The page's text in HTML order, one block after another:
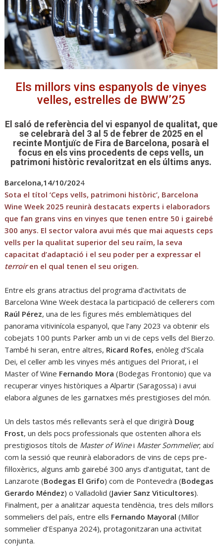
Els millors vins espanyols de vinyes
velles, estrelles de BWW’25
El saló de referència del vi espanyol de qualitat, que
se celebrarà del 3 al 5 de febrer de 2025 en el
recinte Montjuïc de Fira de Barcelona, posarà el
focus en els vins procedents de ceps vells, un
patrimoni històric revaloritzat en els últims anys.
Barcelona,14/10/2024
Sota el títol ‘Ceps vells, patrimoni històric’, Barcelona
Wine Week 2025 reunirà destacats experts i elaboradors
que fan grans vins en vinyes que tenen entre 50 i gairebé
300 anys. El sector valora avui més que mai aquests ceps
vells per la qualitat superior del seu raïm, la seva
capacitat d’adaptació i el seu poder per a expressar el
terroiren el qual tenen el seu origen.
Entre els grans atractius del programa d’activitats de
Barcelona Wine Week destaca la participació de cellerers com
Raúl Pérez, una de les figures més emblemàtiques del
panorama vitivinícola espanyol, que l’any 2023 va obtenir els
cobejats 100 punts Parker amb un vi de ceps vells del Bierzo.
També hi seran, entre altres, Ricard Rofes, enòleg d’Scala
Dei, el celler amb les vinyes més antigues del Priorat, i el
Master of Wine Fernando Mora (Bodegas Frontonio) que va
recuperar vinyes històriques a Alpartir (Saragossa) i avui
elabora algunes de les garnatxes més prestigioses del món.
Un dels tastos més rellevants serà el que dirigirà Doug
Frost, un dels pocs professionals que ostenten alhora els
prestigiosos títols de Master of Winei Master Sommelier; així
com la sessió que reunirà elaboradors de vins de ceps pre-
fil·loxèrics, alguns amb gairebé 300 anys d’antiguitat, tant de
Lanzarote (Bodegas El Grifo) com de Pontevedra (Bodegas
Gerardo Méndez) o Valladolid (Javier Sanz Viticultores).
Finalment, per a analitzar aquesta tendència, tres dels millors
sommeliers del país, entre ells Fernando Mayoral (Millor
sommelier d’Espanya 2024), protagonitzaran una activitat
conjunta.